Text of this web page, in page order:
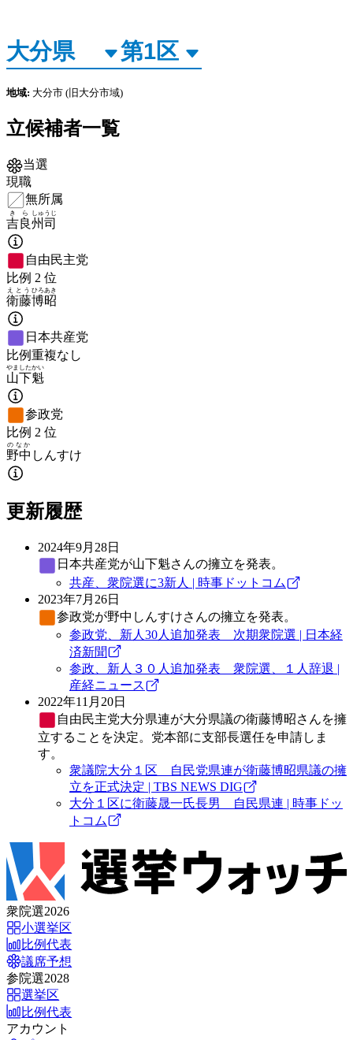
地域: 大分市 (旧大分市域)
立候補者一覧
当選
現職
無所属
吉良
きら
州司
しゅうじ
自由民主党
比例 2 位
衛藤
えとう
博昭
ひろあき
日本共産党
比例重複なし
山下
やました
魁
かい
参政党
比例 2 位
野中
のなか
しんすけ
更新履歴
2024年9月28日
日本共産党が山下魁さんの擁立を発表。
共産、衆院選に3新人 | 時事ドットコム
2023年7月26日
参政党が野中しんすけさんの擁立を発表。
参政党、新人30人追加発表 次期衆院選 | 日本経
済新聞
参政、新人３０人追加発表 衆院選、１人辞退 |
産経ニュース
2022年11月20日
自由民主党大分県連が大分県議の衛藤博昭さんを擁
立することを決定。党本部に支部長選任を申請しま
す。
衆議院大分１区 自民党県連が衛藤博昭県議の擁
立を正式決定 | TBS NEWS DIG
大分１区に衛藤晟一氏長男 自民県連 | 時事ドッ
トコム
衆院選2026
小選挙区
比例代表
議席予想
参院選2028
選挙区
比例代表
アカウント